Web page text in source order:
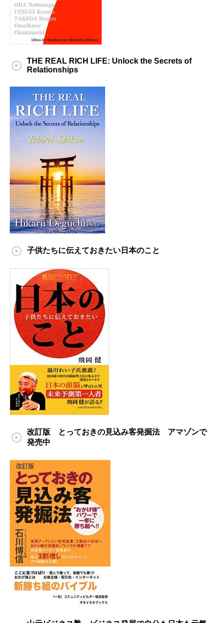
THE REAL RICH LIFE: Unlock the Secrets of
Relationships
子供たちに伝えておきたい日本のこと
改訂版 とっておきの見込み客発掘法 アマゾンで
発売中